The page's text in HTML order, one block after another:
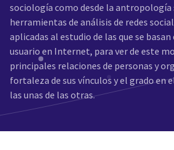
sociología como desde la antropología
herramientas de análisis de redes
aplicadas al estudio de las que se basan
usuario en Internet, para ver de este
principales relaciones de personas y
fortaleza de sus vínculos y el grado en
las unas de las otras.